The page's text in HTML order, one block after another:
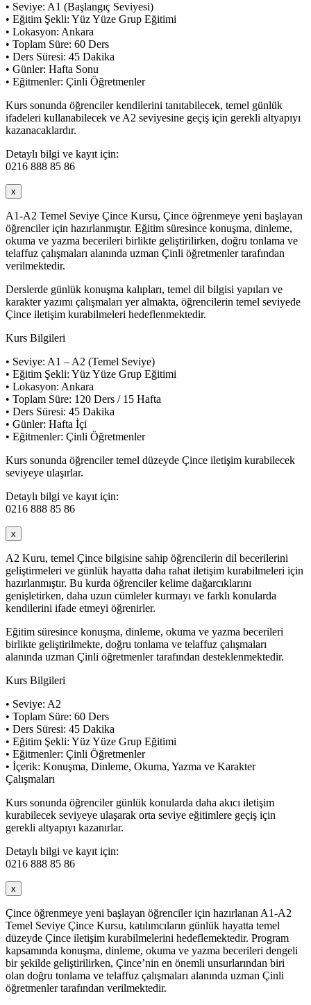
• Seviye: A1 (Başlangıç Seviyesi)
• Eğitim Şekli: Yüz Yüze Grup Eğitimi
• Lokasyon: Ankara
• Toplam Süre: 60 Ders
• Ders Süresi: 45 Dakika
• Günler: Hafta Sonu
• Eğitmenler: Çinli Öğretmenler
Kurs sonunda öğrenciler kendilerini tanıtabilecek, temel günlük
ifadeleri kullanabilecek ve A2 seviyesine geçiş için gerekli altyapıyı
kazanacaklardır.
Detaylı bilgi ve kayıt için:
0216 888 85 86
x
A1-A2 Temel Seviye Çince Kursu, Çince öğrenmeye yeni başlayan
öğrenciler için hazırlanmıştır. Eğitim süresince konuşma, dinleme,
okuma ve yazma becerileri birlikte geliştirilirken, doğru tonlama ve
telaffuz çalışmaları alanında uzman Çinli öğretmenler tarafından
verilmektedir.
Derslerde günlük konuşma kalıpları, temel dil bilgisi yapıları ve
karakter yazımı çalışmaları yer almakta, öğrencilerin temel seviyede
Çince iletişim kurabilmeleri hedeflenmektedir.
Kurs Bilgileri
• Seviye: A1 – A2 (Temel Seviye)
• Eğitim Şekli: Yüz Yüze Grup Eğitimi
• Lokasyon: Ankara
• Toplam Süre: 120 Ders / 15 Hafta
• Ders Süresi: 45 Dakika
• Günler: Hafta İçi
• Eğitmenler: Çinli Öğretmenler
Kurs sonunda öğrenciler temel düzeyde Çince iletişim kurabilecek
seviyeye ulaşırlar.
Detaylı bilgi ve kayıt için:
0216 888 85 86
x
A2 Kuru, temel Çince bilgisine sahip öğrencilerin dil becerilerini
geliştirmeleri ve günlük hayatta daha rahat iletişim kurabilmeleri için
hazırlanmıştır. Bu kurda öğrenciler kelime dağarcıklarını
genişletirken, daha uzun cümleler kurmayı ve farklı konularda
kendilerini ifade etmeyi öğrenirler.
Eğitim süresince konuşma, dinleme, okuma ve yazma becerileri
birlikte geliştirilmekte, doğru tonlama ve telaffuz çalışmaları
alanında uzman Çinli öğretmenler tarafından desteklenmektedir.
Kurs Bilgileri
• Seviye: A2
• Toplam Süre: 60 Ders
• Ders Süresi: 45 Dakika
• Eğitim Şekli: Yüz Yüze Grup Eğitimi
• Eğitmenler: Çinli Öğretmenler
• İçerik: Konuşma, Dinleme, Okuma, Yazma ve Karakter
Çalışmaları
Kurs sonunda öğrenciler günlük konularda daha akıcı iletişim
kurabilecek seviyeye ulaşarak orta seviye eğitimlere geçiş için
gerekli altyapıyı kazanırlar.
Detaylı bilgi ve kayıt için:
0216 888 85 86
x
Çince öğrenmeye yeni başlayan öğrenciler için hazırlanan A1-A2
Temel Seviye Çince Kursu, katılımcıların günlük hayatta temel
düzeyde Çince iletişim kurabilmelerini hedeflemektedir. Program
kapsamında konuşma, dinleme, okuma ve yazma becerileri dengeli
bir şekilde geliştirilirken, Çince’nin en önemli unsurlarından biri
olan doğru tonlama ve telaffuz çalışmaları alanında uzman Çinli
öğretmenler tarafından verilmektedir.